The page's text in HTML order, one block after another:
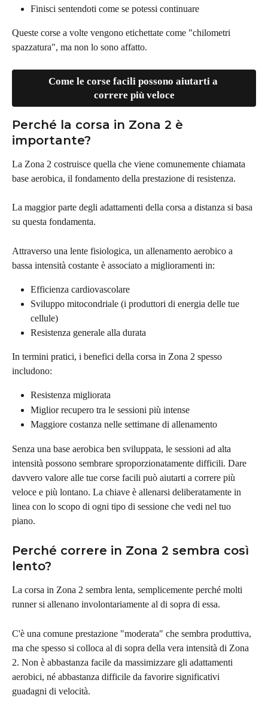
Finisci sentendoti come se potessi continuare
Queste corse a volte vengono etichettate come "chilometri
spazzatura", ma non lo sono affatto.
Come le corse facili possono aiutarti a
correre più veloce
Perché la corsa in Zona 2 è
importante?
La Zona 2 costruisce quella che viene comunemente chiamata
base aerobica, il fondamento della prestazione di resistenza.
La maggior parte degli adattamenti della corsa a distanza si basa
su questa fondamenta.
Attraverso una lente fisiologica, un allenamento aerobico a
bassa intensità costante è associato a miglioramenti in:
Efficienza cardiovascolare
Sviluppo mitocondriale (i produttori di energia delle tue
cellule)
Resistenza generale alla durata
In termini pratici, i benefici della corsa in Zona 2 spesso
includono:
Resistenza migliorata
Miglior recupero tra le sessioni più intense
Maggiore costanza nelle settimane di allenamento
Senza una base aerobica ben sviluppata, le sessioni ad alta
intensità possono sembrare sproporzionatamente difficili. Dare
davvero valore alle tue corse facili può aiutarti a correre più
veloce e più lontano. La chiave è allenarsi deliberatamente in
linea con lo scopo di ogni tipo di sessione che vedi nel tuo
piano.
Perché correre in Zona 2 sembra così
lento?
La corsa in Zona 2 sembra lenta, semplicemente perché molti
runner si allenano involontariamente al di sopra di essa.
C'è una comune prestazione "moderata" che sembra produttiva,
ma che spesso si colloca al di sopra della vera intensità di Zona
2. Non è abbastanza facile da massimizzare gli adattamenti
aerobici, né abbastanza difficile da favorire significativi
guadagni di velocità.